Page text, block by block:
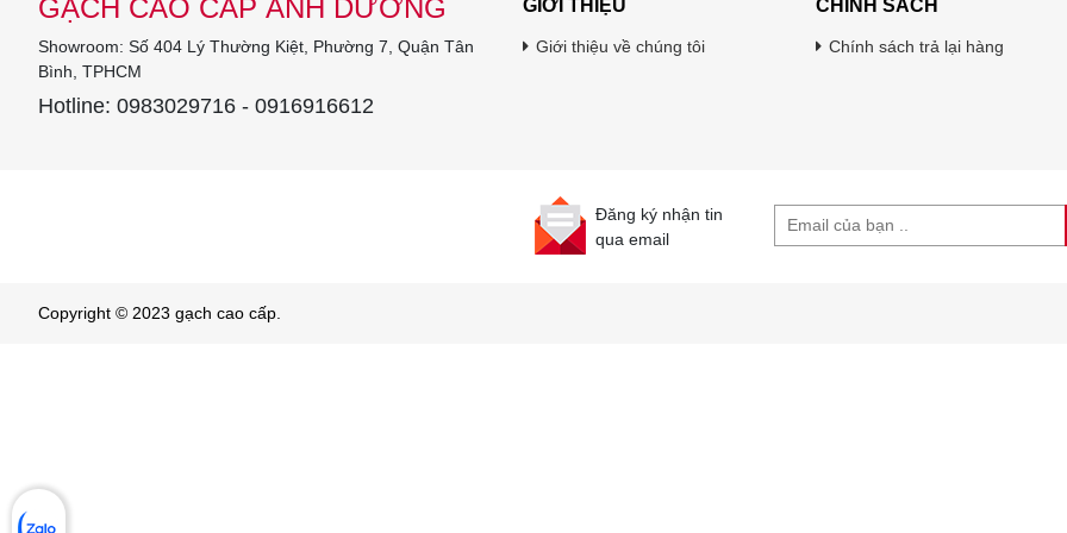
GẠCH CAO CẤP ÁNH DƯƠNG
Showroom: Số 404 Lý Thường Kiệt, Phường 7, Quận Tân
Bình, TPHCM
Hotline: 0983029716 - 0916916612
GIỚI THIỆU
Giới thiệu về chúng tôi
CHÍNH SÁCH
Chính sách trả lại hàng
Đăng ký nhận tin
qua email
Copyright © 2023 gạch cao cấp.